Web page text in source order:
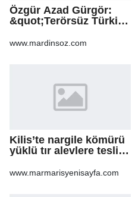
Özgür Azad Gürgör:
&quot;Terörsüz Türkiye
Turizmi İçin Yeni Bir
www.mardinsoz.com
Kilis’te nargile kömürü
yüklü tır alevlere teslim
www.marmarisyenisayfa.com